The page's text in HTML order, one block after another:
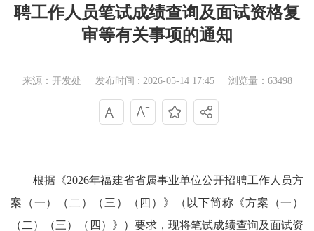
聘工作人员笔试成绩查询及面试资格复
审等有关事项的通知
来源：开发处 发布时间 : 2026-05-14 17:45 浏览量：63498
根据《2026年福建省省属事业单位公开招聘工作人员方
案（一）（二）（三）（四）》（以下简称《方案（一）
（二）（三）（四）》）要求，现将笔试成绩查询及面试资